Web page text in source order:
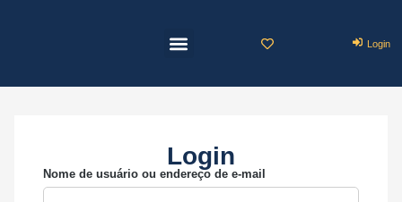
Login
Login
Nome de usuário ou endereço de e-mail